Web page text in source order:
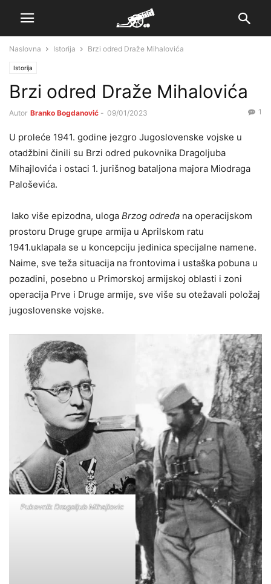
Naslovna Istorija Brzi odred Draže Mihalovića
Istorija
Brzi odred Draže Mihalovića
Autor Branko Bogdanović - 09/01/2023 1
U proleće 1941. godine jezgro Jugoslovenske vojske u
otadžbini činili su Brzi odred pukovnika Dragoljuba
Mihajlovića i ostaci 1. jurišnog bataljona majora Miodraga
Paloševića.
Iako više epizodna, uloga Brzog odreda na operacijskom
prostoru Druge grupe armija u Aprilskom ratu
1941.uklapala se u koncepciju jedinica specijalne namene.
Naime, sve teža situacija na frontovima i ustaška pobuna u
pozadini, posebno u Primorskoj armijskoj oblasti i zoni
operacija Prve i Druge armije, sve više su otežavali položaj
jugoslovenske vojske.
Pukovnik Dragoljub Mihajlovic